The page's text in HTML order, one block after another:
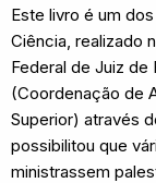
Este livro é um
Ciência, realizado
Federal de Juiz de
(Coordenação de
Superior) através
possibilitou que
ministrassem